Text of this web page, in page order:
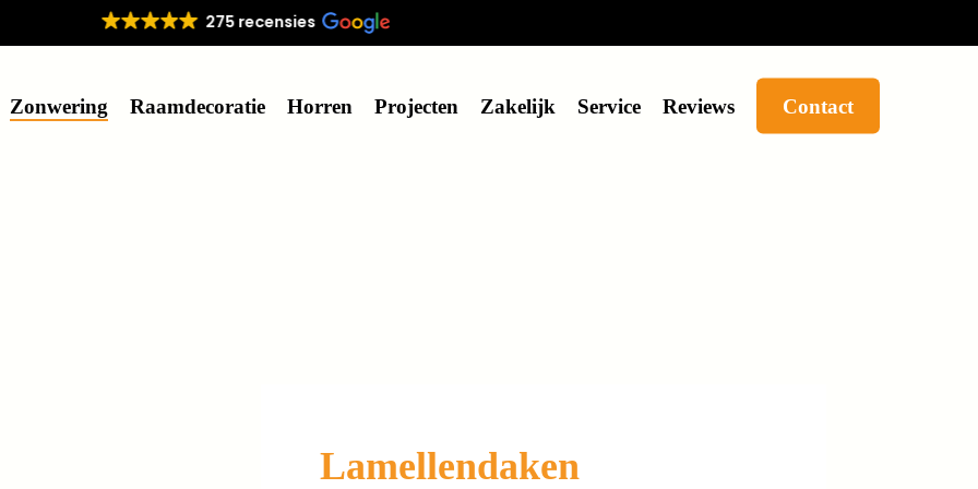
275 recensies
Zonwering Raamdecoratie Horren Projecten Zakelijk Service Reviews Contact
Lamellendaken